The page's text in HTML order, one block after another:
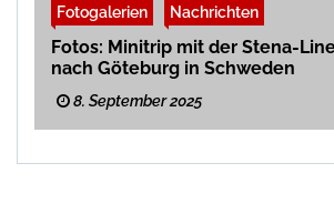
Fotogalerien Nachrichten
Fotos: Minitrip mit der Stena-
nach Göteburg in Schweden
8. September 2025